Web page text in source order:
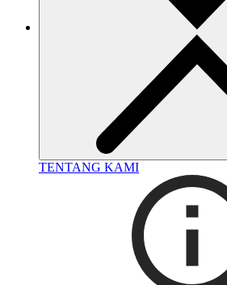
TENTANG KAMI